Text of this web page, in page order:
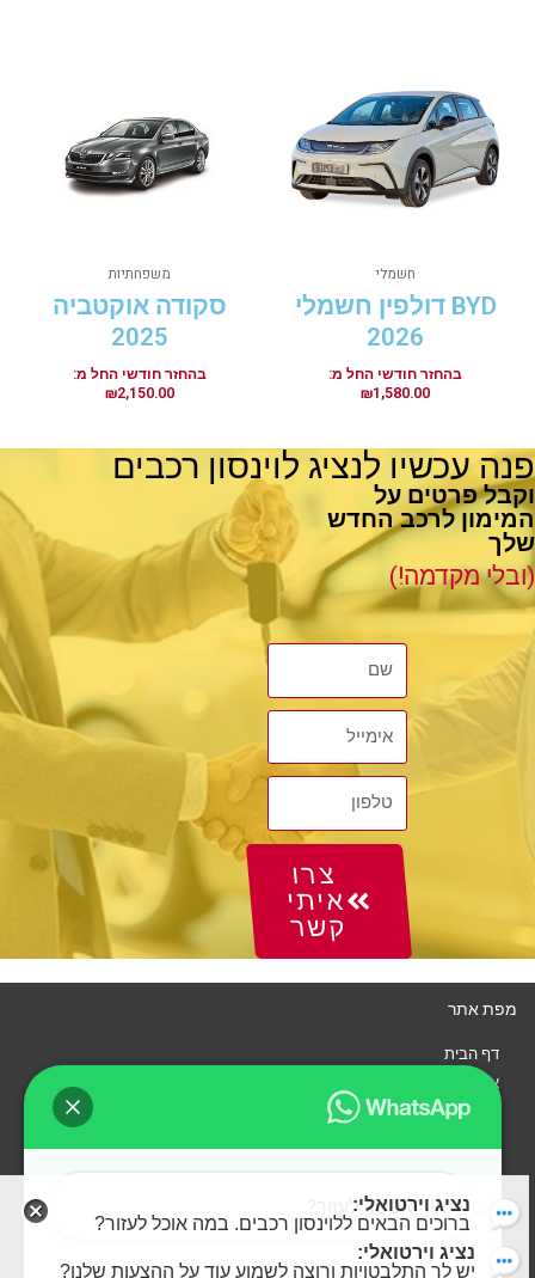
חשמלי
BYD דולפין חשמלי
2026
₪1,580.00
משפחתיות
סקודה אוקטביה
2025
₪2,150.00
פנה עכשיו לנציג לוינסון רכבים
וקבל פרטים על
המימון לרכב החדש
שלך
(ובלי מקדמה!)
צרו
איתי
קשר
מפת אתר
דף הבית
איך זה עובד?
רכבים
איך אפשר לעזור?
נציג וירטואלי:
ברוכים הבאים ללוינסון רכבים. במה אוכל לעזור?
נציג וירטואלי:
יש לך התלבטויות ורוצה לשמוע עוד על ההצעות שלנו?